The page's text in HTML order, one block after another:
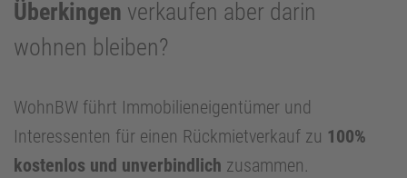
Überkingen verkaufen aber darin
wohnen bleiben?
WohnBW führt Immobilieneigentümer und
Interessenten für einen Rückmietverkauf zu 100%
kostenlos und unverbindlich zusammen.